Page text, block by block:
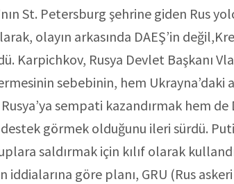
St. Petersburg şehrine giden Rus
olayın arkasında DAEŞ’in
Karpichkov, Rusya Devlet Başkanı
sebebinin, hem Ukrayna’daki
sempati kazandırmak hem de
destek görmek olduğunu ileri sürdü.
saldırmak için kılıf olarak
iddialarına göre planı, GRU (Rus